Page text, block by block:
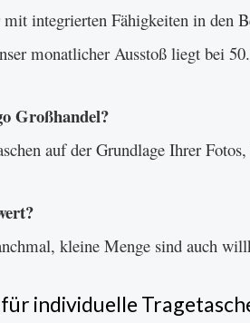
integrierten Fähigkeiten in den
monatlicher Ausstoß liegt bei
Großhandel?
auf der Grundlage Ihrer
kleine Menge sind auch
individuelle